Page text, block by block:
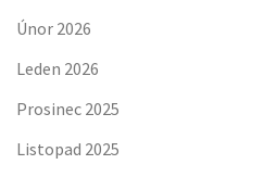
Únor 2026
Leden 2026
Prosinec 2025
Listopad 2025